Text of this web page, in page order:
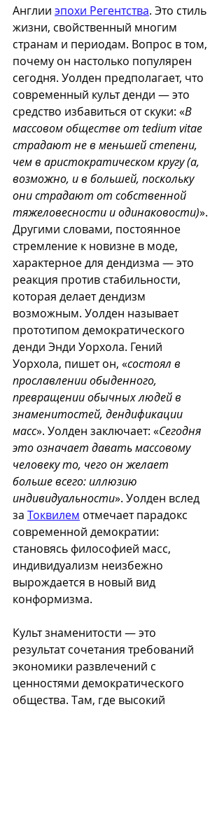
Англии эпохи Регентства. Это стиль
жизни, свойственный многим
странам и периодам. Вопрос в том,
почему он настолько популярен
сегодня. Уолден предполагает, что
современный культ денди — это
средство избавиться от скуки: «В
массовом обществе от tedium vitae
страдают не в меньшей степени,
чем в аристократическом кругу (а,
возможно, и в большей, поскольку
они страдают от собственной
тяжеловесности и одинаковости)».
Другими словами, постоянное
стремление к новизне в моде,
характерное для дендизма — это
реакция против стабильности,
которая делает дендизм
возможным. Уолден называет
прототипом демократического
денди Энди Уорхола. Гений
Уорхола, пишет он, «состоял в
прославлении обыденного,
превращении обычных людей в
знаменитостей, дендификации
масс». Уолден заключает: «Сегодня
это означает давать массовому
человеку то, чего он желает
больше всего: иллюзию
индивидуальности». Уолден вслед
за Токвилем отмечает парадокс
современной демократии:
становясь философией масс,
индивидуализм неизбежно
вырождается в новый вид
конформизма.
Культ знаменитости — это
результат сочетания требований
экономики развлечений с
ценностями демократического
общества. Там, где высокий